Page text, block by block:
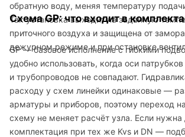
обратную воду, меняя температуру
Так установка выходит на заданную
приточного воздуха и защищена от
дежурном режиме и при остановке
Схема GP: что входит в
GP — базовое исполнение с гибкими
удобно использовать, когда оси
и трубопроводов не совпадают.
расходу у схем линейки одинаковые —
арматуры и приборов, поэтому переход
схему не меняет расчёт узла. Если нужна
комплектация при тех же Kvs и DN —